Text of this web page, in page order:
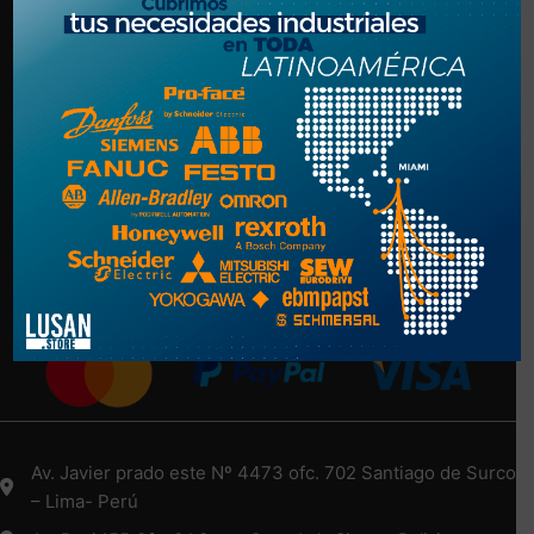
Politica de Privacidad
Términos y Condiciones
NUESTRA EMPRESA
Nosotros
Más Información Aquí
Medios de Pago
Av. Javier prado este Nº 4473 ofc. 702 Santiago de Surco
– Lima- Perú